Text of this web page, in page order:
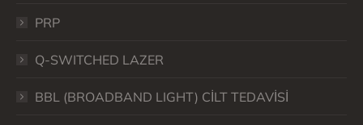
PRP
Q-SWITCHED LAZER
BBL (BROADBAND LIGHT) CİLT TEDAVİSİ